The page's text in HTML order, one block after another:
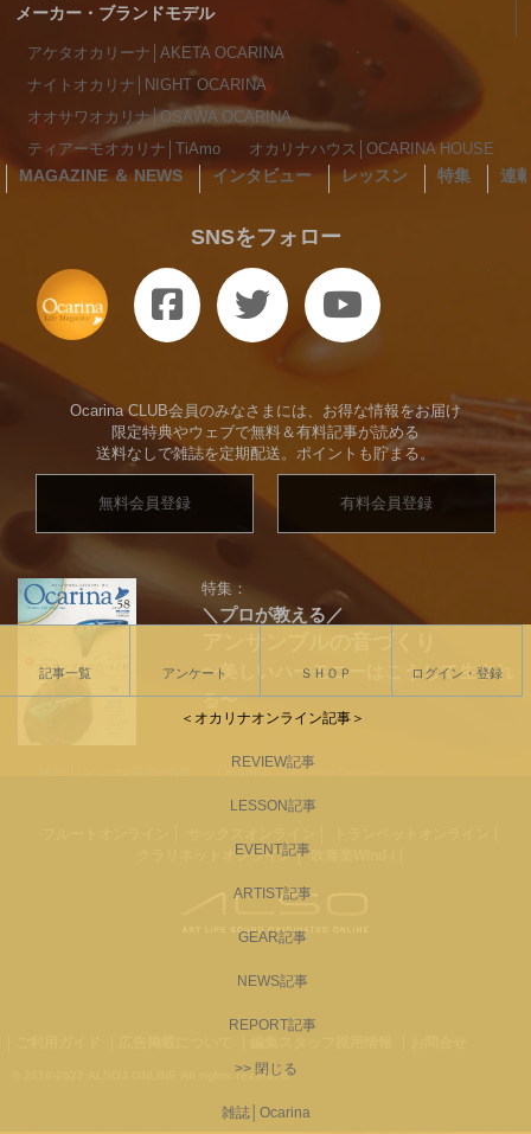
メーカー・ブランドモデル
アケタオカリーナ│AKETA OCARINA
ナイトオカリナ│NIGHT OCARINA
オオサワオカリナ│OSAWA OCARINA
ティアーモオカリナ│TiAmo
オカリナハウス│OCARINA HOUSE
MAGAZINE ＆ NEWS インタビュー レッスン 特集 連
SNSをフォロー
Ocarina CLUB会員のみなさまには、お得な情報をお届け
限定特典やウェブで無料＆有料記事が読める
送料なしで雑誌を定期配送。ポイントも貯まる。
無料会員登録 有料会員登録
特集：
＼プロが教える／
〜美しいハーモニーはこうして生まれ
る〜
Ocarina バックナンバー
クラリネットオンライン
吹奏楽Wind-i
© 2010-2022 ALSOJ ONLINE All rights reserved.
記事一覧 アンケート ＳＨＯＰ ログイン・登録
＜オカリナオンライン記事＞
REVIEW記事
LESSON記事
EVENT記事
ARTIST記事
GEAR記事
NEWS記事
REPORT記事
>> 閉じる
雑誌│Ocarina